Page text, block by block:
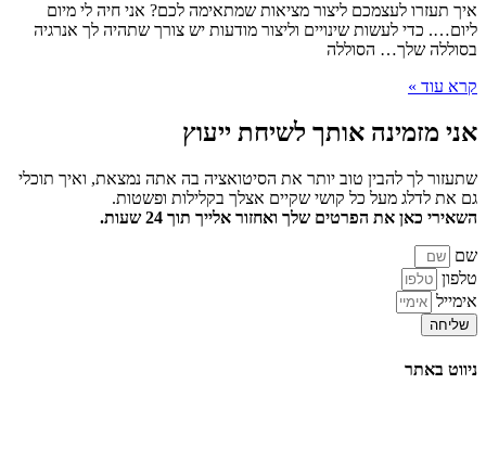
איך תעזרו לעצמכם ליצור מציאות שמתאימה לכם? אני חיה לי מיום
ליום…. כדי לעשות שינויים וליצור מודעות יש צורך שתהיה לך אנרגיה
בסוללה שלך… הסוללה
קרא עוד »
אני מזמינה אותך לשיחת ייעוץ
שתעזור לך להבין טוב יותר את הסיטואציה בה אתה נמצאת, ואיך תוכלי
גם את לדלג מעל כל קושי שקיים אצלך בקלילות ופשטות.
השאירי כאן את הפרטים שלך ואחזור אלייך תוך 24 שעות.
שם
טלפון
אימייל
שליחה
ניווט באתר